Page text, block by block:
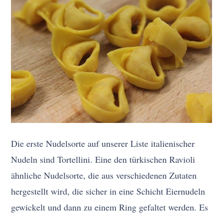
Die erste Nudelsorte auf unserer Liste italienischer
Nudeln sind Tortellini. Eine den türkischen Ravioli
ähnliche Nudelsorte, die aus verschiedenen Zutaten
hergestellt wird, die sicher in eine Schicht Eiernudeln
gewickelt und dann zu einem Ring gefaltet werden. Es